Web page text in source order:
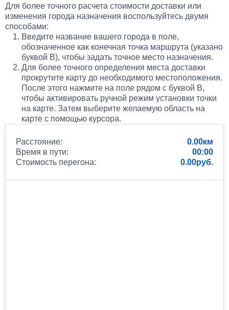
Для более точного расчета стоимости доставки или
изменения города назначения воспользуйтесь двумя
способами:
Введите название вашего города в поле,
обозначенное как конечная точка маршрута (указано
буквой B), чтобы задать точное место назначения.
Для более точного определения места доставки
прокрутите карту до необходимого местоположения.
После этого нажмите на поле рядом с буквой B,
чтобы активировать ручной режим установки точки
на карте. Затем выберите желаемую область на
карте с помощью курсора.
Расстояние:
0.00
Время в пути:
00:00
Стоимость перегона:
0.00